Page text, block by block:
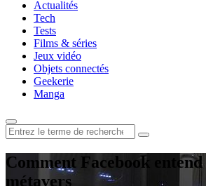
Actualités
Tech
Tests
Films & séries
Jeux vidéo
Objets connectés
Geekerie
Manga
Rechercher
:
Comment Facebook
métavers